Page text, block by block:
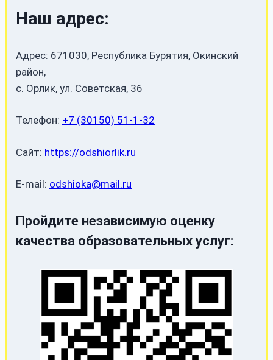
Наш адрес:
Адрес: 671030, Республика Бурятия, Окинский
район,
с. Орлик, ул. Советская, 36
Телефон: +7 (30150) 51-1-32
Сайт: https://odshiorlik.ru
E-mail: odshioka@mail.ru
Пройдите независимую оценку
качества образовательных услуг: